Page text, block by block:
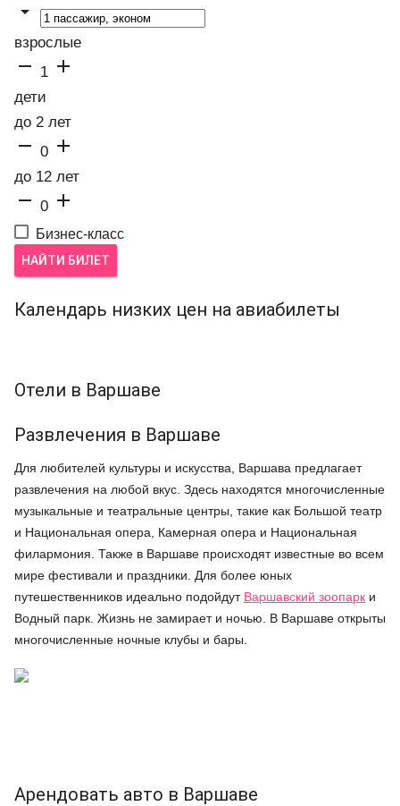

взрослые
 1 
дети
до 2 лет
 0 
до 12 лет
 0 
Бизнес-класс
НАЙТИ БИЛЕТ
Календарь низких цен на авиабилеты
Отели в Варшаве
Развлечения в Варшаве
Для любителей культуры и искусства, Варшава предлагает
развлечения на любой вкус. Здесь находятся многочисленные
музыкальные и театральные центры, такие как Большой театр
и Национальная опера, Камерная опера и Национальная
филармония. Также в Варшаве происходят известные во всем
мире фестивали и праздники. Для более юных
путешественников идеально подойдут Варшавский зоопарк и
Водный парк. Жизнь не замирает и ночью. В Варшаве открыты
многочисленные ночные клубы и бары.
Арендовать авто в Варшаве